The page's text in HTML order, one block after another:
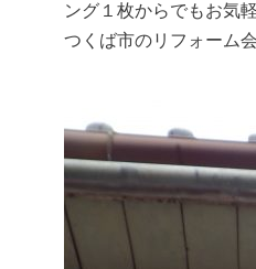
ング１枚からでもお気
つくば市のリフォーム